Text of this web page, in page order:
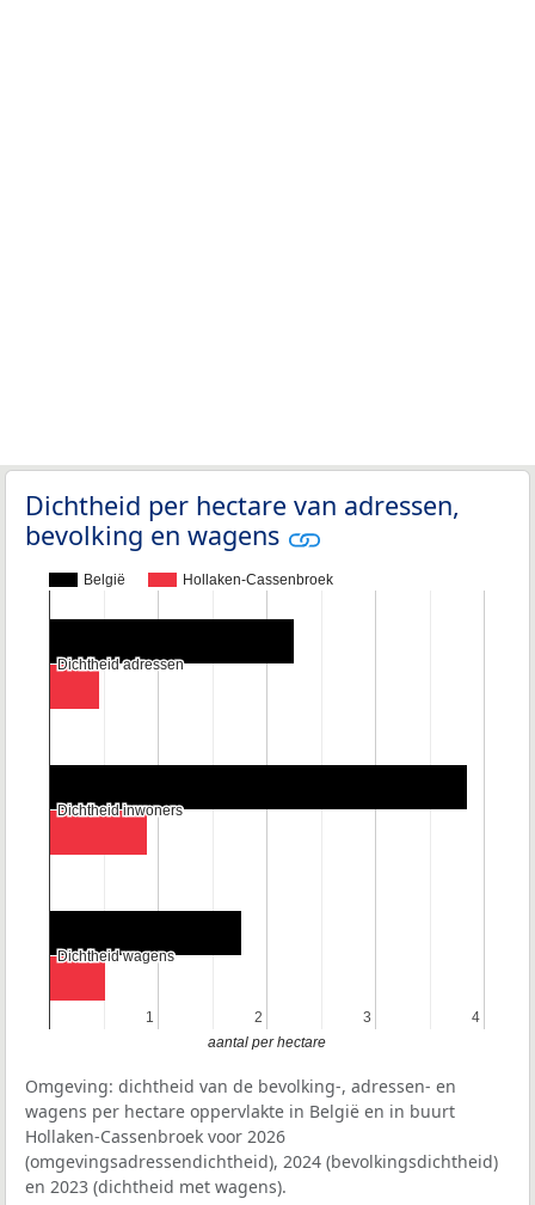
Dichtheid per hectare van adressen,
bevolking en wagens
België Hollaken-Cassenbroek
1
1 2
2 3
3 4
4
Dichtheid adressen
Dichtheid adressen
Dichtheid inwoners
Dichtheid inwoners
Dichtheid wagens
Dichtheid wagens
aantal per hectare
Omgeving: dichtheid van de bevolking-, adressen- en
wagens per hectare oppervlakte in België en in buurt
Hollaken-Cassenbroek voor 2026
(omgevingsadressendichtheid), 2024 (bevolkingsdichtheid)
en 2023 (dichtheid met wagens).